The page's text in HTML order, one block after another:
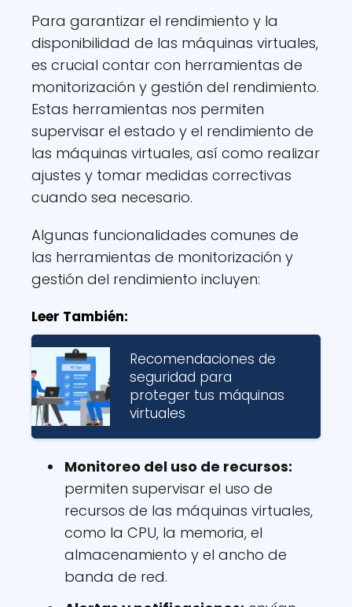
Para garantizar el rendimiento y la
disponibilidad de las máquinas virtuales,
es crucial contar con herramientas de
monitorización y gestión del rendimiento.
Estas herramientas nos permiten
supervisar el estado y el rendimiento de
las máquinas virtuales, así como realizar
ajustes y tomar medidas correctivas
cuando sea necesario.
Algunas funcionalidades comunes de
las herramientas de monitorización y
gestión del rendimiento incluyen:
Leer También:
Recomendaciones de
seguridad para
proteger tus máquinas
virtuales
Monitoreo del uso de recursos:
permiten supervisar el uso de
recursos de las máquinas virtuales,
como la CPU, la memoria, el
almacenamiento y el ancho de
banda de red.